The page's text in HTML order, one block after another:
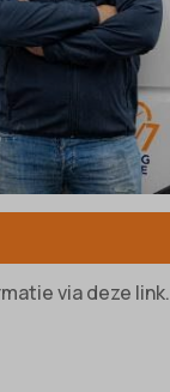
via deze link.